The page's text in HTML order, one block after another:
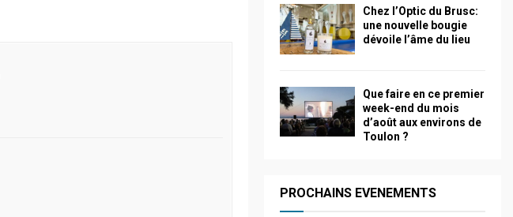
Chez l’Optic du Brusc:
une nouvelle bougie
dévoile l’âme du lieu
Que faire en ce premier
week-end du mois
d’août aux environs de
Toulon ?
PROCHAINS EVENEMENTS